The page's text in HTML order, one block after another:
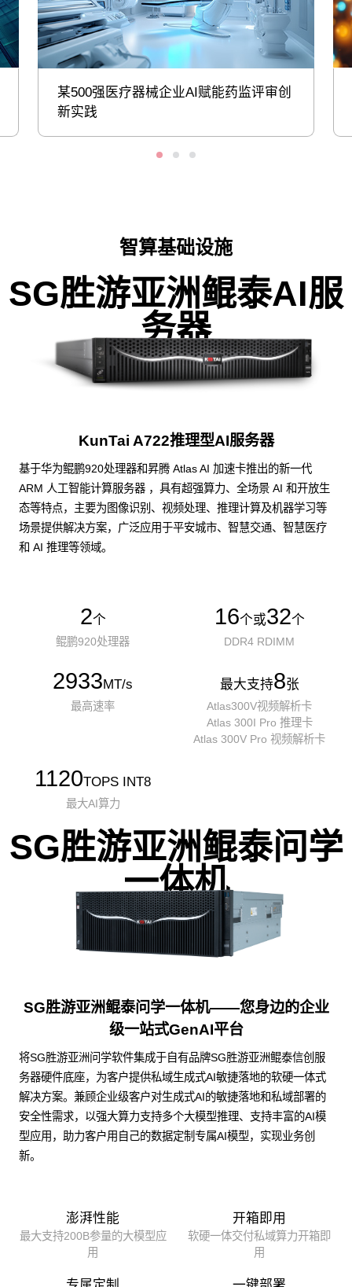
某500强医疗器械企业AI赋能药监评审创
新实践
智算基础设施
SG胜游亚洲鲲泰AI服
务器
KunTai A722推理型AI服务器
基于华为鲲鹏920处理器和昇腾 Atlas AI 加速卡推出的新一代
ARM 人工智能计算服务器 ，具有超强算力、全场景 AI 和开放生
态等特点，主要为图像识别、视频处理、推理计算及机器学习等
场景提供解决方案，广泛应用于平安城市、智慧交通、智慧医疗
和 AI 推理等领域。
2个
鲲鹏920处理器
16个或32个
DDR4 RDIMM
2933MT/s
最高速率
最大支持8张
Atlas300V视频解析卡
Atlas 300I Pro 推理卡
Atlas 300V Pro 视频解析卡
1120TOPS INT8
最大AI算力
SG胜游亚洲鲲泰问学
一体机
SG胜游亚洲鲲泰问学一体机——您身边的企业
级一站式GenAI平台
将SG胜游亚洲问学软件集成于自有品牌SG胜游亚洲鲲泰信创服
务器硬件底座，为客户提供私域生成式AI敏捷落地的软硬一体式
解决方案。兼顾企业级客户对生成式AI的敏捷落地和私域部署的
安全性需求，以强大算力支持多个大模型推理、支持丰富的AI模
型应用，助力客户用自己的数据定制专属AI模型，实现业务创
新。
澎湃性能
最大支持200B参量的大模型应
用
开箱即用
软硬一体交付私域算力开箱即
用